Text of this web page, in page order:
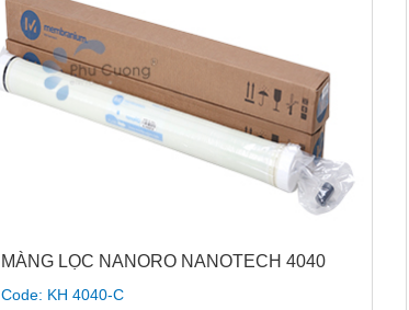
MÀNG LỌC NANORO NANOTECH 4040
Code: KH 4040-C